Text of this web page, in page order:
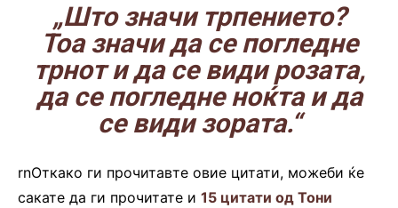
„Што значи трпението?
Тоа значи да се погледне
трнот и да се види розата,
да се погледне ноќта и да
се види зората.“
rnОткако ги прочитавте овие цитати, можеби ќе
сакате да ги прочитате и 15 цитати од Тони